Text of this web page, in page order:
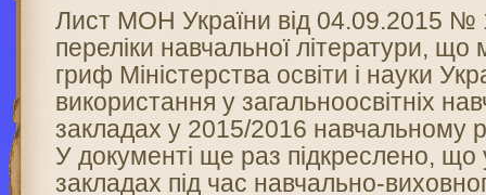
Лист МОН України від 04.09.2015
переліки навчальної літератури, що
гриф Міністерства освіти і науки
використання у загальноосвітніх
закладах у 2015/2016 навчальному
У документі ще раз підкреслено, що
закладах під час навчально-